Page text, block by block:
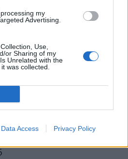
my
Advertising.
Use,
or Sharing of my
Unrelated with the
was collected.
Data Access Privacy Policy